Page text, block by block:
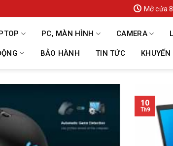
Mở cửa
PC, MÀN HÌNH CAMERA
BẢO HÀNH TIN TỨC KHUYẾN
10
Th9